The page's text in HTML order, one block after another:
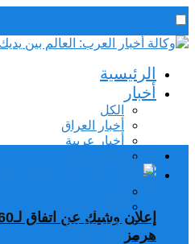
رئيس التحرير / د. اسماعيل الجنابي
الجمعة,7 أغسطس, 2026الرئيسية
أخبار
الكل
أخبار العراق
أخبار عربية
هرمز
الرئيسية
أخبار
أخبار عربية